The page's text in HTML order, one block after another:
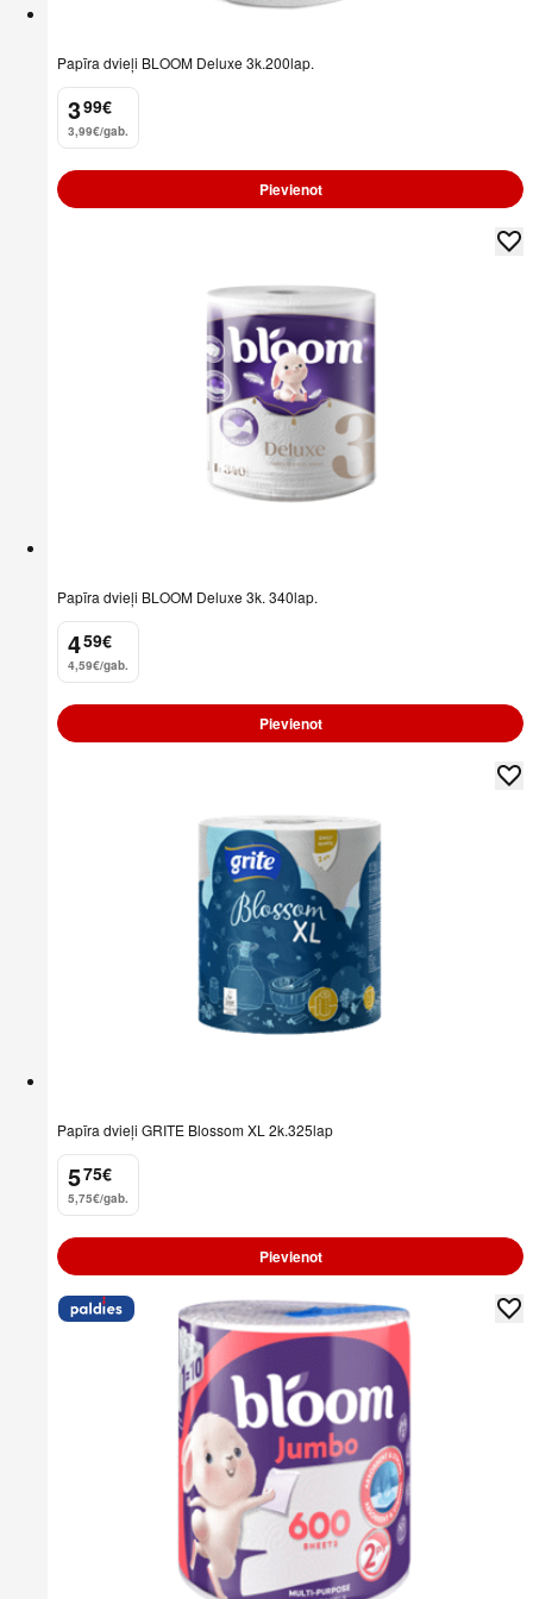
Papīra dvieļi BLOOM Deluxe 3k.200lap.
3
. 99€
3,99€/gab.
Pievienot
Papīra dvieļi BLOOM Deluxe 3k. 340lap.
4
. 59€
4,59€/gab.
Pievienot
Papīra dvieļi GRITE Blossom XL 2k.325lap
5
. 75€
5,75€/gab.
Pievienot